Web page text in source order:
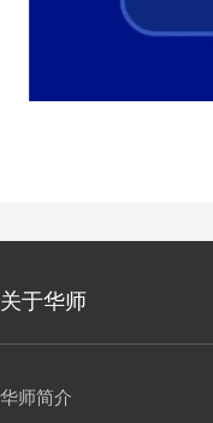
关于华师
华师简介